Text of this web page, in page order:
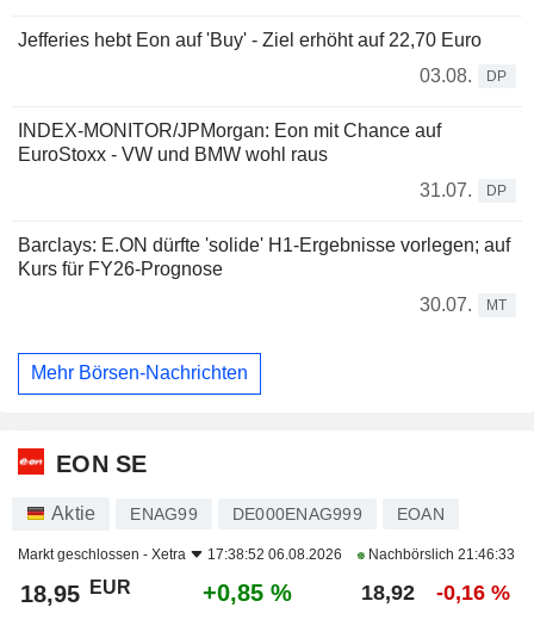
Jefferies hebt Eon auf 'Buy' - Ziel erhöht auf 22,70 Euro
03.08.
DP
INDEX-MONITOR/JPMorgan: Eon mit Chance auf
EuroStoxx - VW und BMW wohl raus
31.07.
DP
Barclays: E.ON dürfte 'solide' H1-Ergebnisse vorlegen; auf
Kurs für FY26-Prognose
30.07.
MT
Mehr Börsen-Nachrichten
EON SE
Aktie ENAG99 DE000ENAG999 EOAN
Markt geschlossen - Xetra 17:38:52 06.08.2026 Nachbörslich 21:46:33
18,95 EUR +0,85 % 18,92 -0,16 %